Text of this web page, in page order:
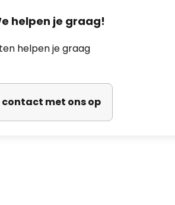
helpen je graag!
helpen je graag
contact met ons op